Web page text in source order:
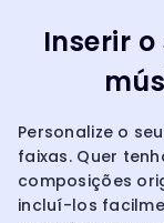
Inserir
Personalize o
faixas. Quer
composições
incluí-los